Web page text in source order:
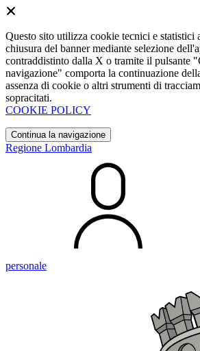
Questo sito utilizza cookie tecnici e statistici
chiusura del banner mediante selezione
contraddistinto dalla X o tramite il pulsante
navigazione" comporta la continuazione
assenza di cookie o altri strumenti di
sopracitati.
COOKIE POLICY
Continua la navigazione
Regione Lombardia
personale